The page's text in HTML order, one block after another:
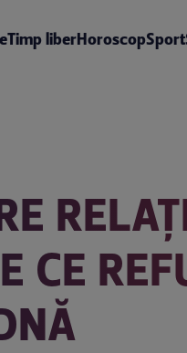
Timp liberHoroscopSport
CE